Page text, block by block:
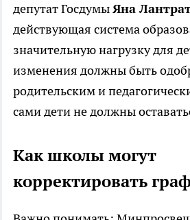
депутат ГосдумыЯна
действующая система
значительную нагрузку для
изменения должны быть
родительским и
сами дети не должны
Как школы могут
корректировать